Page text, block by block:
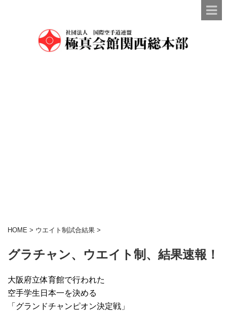
HOME > ウエイト制試合結果 >
グラチャン、ウエイト制、結果速報！
大阪府立体育館で行われた
空手学生日本一を決める
「グランドチャンピオン決定戦」